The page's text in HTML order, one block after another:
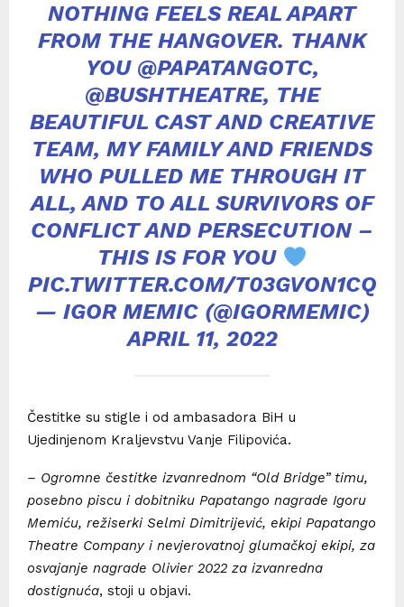
NOTHING FEELS REAL APART
FROM THE HANGOVER. THANK
YOU @PAPATANGOTC,
@BUSHTHEATRE, THE
BEAUTIFUL CAST AND CREATIVE
TEAM, MY FAMILY AND FRIENDS
WHO PULLED ME THROUGH IT
ALL, AND TO ALL SURVIVORS OF
CONFLICT AND PERSECUTION –
THIS IS FOR YOU
PIC.TWITTER.COM/T03GVON1CQ
— IGOR MEMIC (@IGORMEMIC)
APRIL 11, 2022
Čestitke su stigle i od ambasadora BiH u
Ujedinjenom Kraljevstvu Vanje Filipovića.
– Ogromne čestitke izvanrednom “Old Bridge” timu,
posebno piscu i dobitniku Papatango nagrade Igoru
Memiću, režiserki Selmi Dimitrijević, ekipi Papatango
Theatre Company i nevjerovatnoj glumačkoj ekipi, za
osvajanje nagrade Olivier 2022 za izvanredna
dostignuća, stoji u objavi.